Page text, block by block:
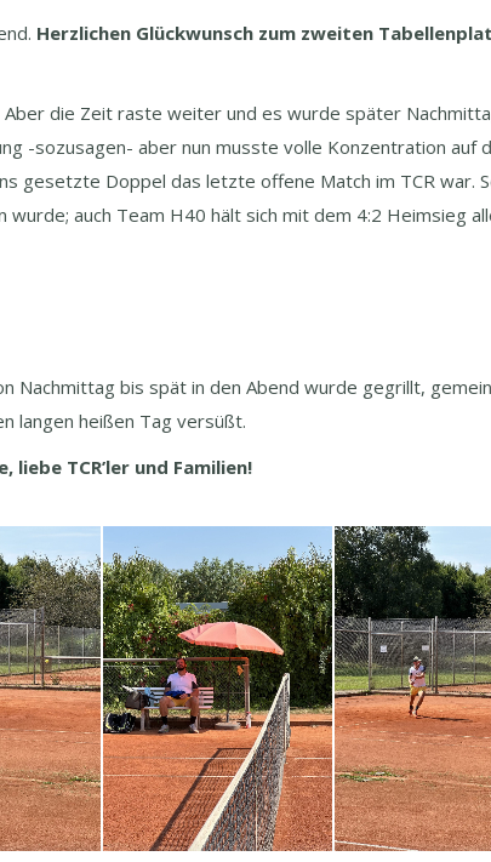
Herzlichen Glückwunsch zum zweiten
die Zeit raste weiter und es wurde später
-sozusagen- aber nun musste volle Konzentration auf
gesetzte Doppel das letzte offene Match im TCR war.
auch Team H40 hält sich mit dem 4:2 Heimsieg
Nachmittag bis spät in den Abend wurde gegrillt,
langen heißen Tag versüßt.
liebe TCR’ler und Familien!